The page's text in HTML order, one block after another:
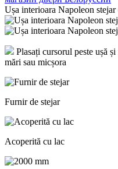
Ușa interioara Napoleon stejar
Plasați cursorul peste ușă
mări sau micșora
Furnir de stejar
Acoperită cu lac